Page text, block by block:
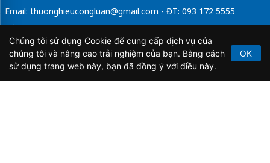
Email: thuonghieucongluan@gmail.com - ĐT: 093 172 5555
Tổng Biên Tập: Vũ Đức Thuận
Giấy phép hoạt động báo chí điện tử số 64/GP-BTTTT do Bộ
Thông tin và Truyền thông cấp ngày 21/2/2020.
Chúng tôi sử dụng Cookie để cung cấp dịch vụ của
chúng tôi và nâng cao trải nghiệm của bạn. Bằng cách
sử dụng trang web này, bạn đã đồng ý với điều này.
OK